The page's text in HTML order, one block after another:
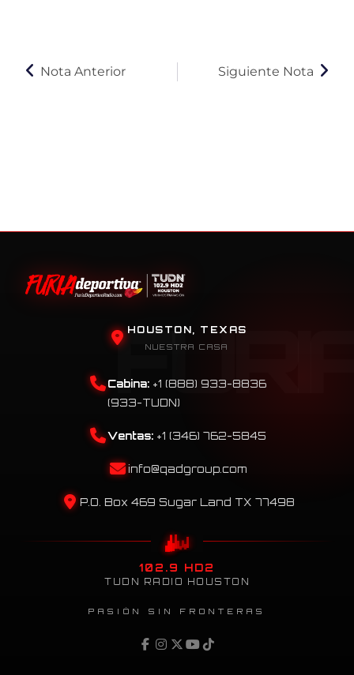
Nota Anterior Siguiente Nota
HOUSTON, TEXAS
NUESTRA CASA
Cabina: +1 (888) 933-8836
(933-TUDN)
Ventas: +1 (346) 762-5845
info@qadgroup.com
P.O. Box 469 Sugar Land TX 77498
102.9 HD2
TUDN RADIO HOUSTON
PASIÓN SIN FRONTERAS